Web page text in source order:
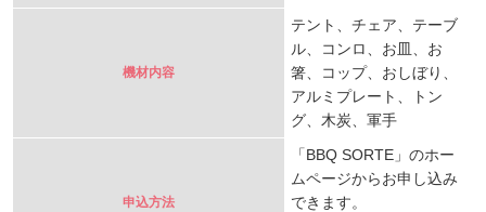
機材内容
テント、チェア、テーブ
ル、コンロ、お皿、お
箸、コップ、おしぼり、
アルミプレート、トン
グ、木炭、軍手
申込方法
「BBQ SORTE」のホー
ムページからお申し込み
できます。